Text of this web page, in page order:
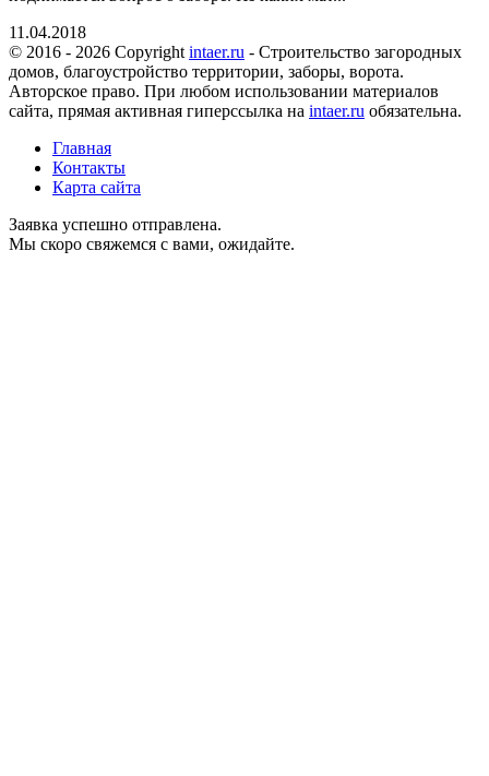
11.04.2018
© 2016 - 2026 Copyright intaer.ru - Cтроительство загородных
домов, благоустройство территории, заборы, ворота.
Авторское право. При любом использовании материалов
сайта, прямая активная гиперссылка на intaer.ru обязательна.
Главная
Контакты
Карта сайта
Заявка успешно отправлена.
Мы скоро свяжемся с вами, ожидайте.